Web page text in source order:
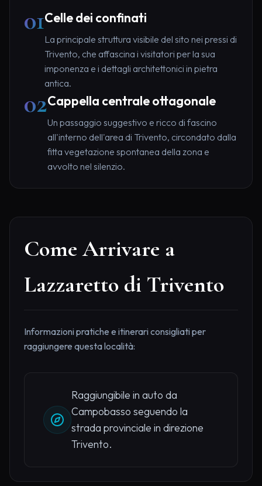
01Celle dei confinati
La principale struttura visibile del sito nei pressi di
Trivento, che affascina i visitatori per la sua
imponenza e i dettagli architettonici in pietra
antica.
02Cappella centrale ottagonale
Un passaggio suggestivo e ricco di fascino
all'interno dell'area di Trivento, circondato dalla
fitta vegetazione spontanea della zona e
avvolto nel silenzio.
Come Arrivare a
Lazzaretto di Trivento
Informazioni pratiche e itinerari consigliati per
raggiungere questa località:
Raggiungibile in auto da
Campobasso seguendo la
strada provinciale in direzione
Trivento.